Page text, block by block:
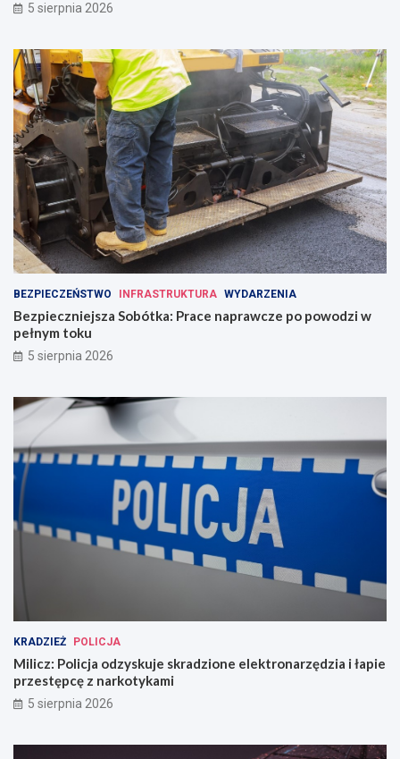
5 sierpnia 2026
BEZPIECZEŃSTWO INFRASTRUKTURA WYDARZENIA
Bezpieczniejsza Sobótka: Prace naprawcze po powodzi w
pełnym toku
5 sierpnia 2026
KRADZIEŻ POLICJA
Milicz: Policja odzyskuje skradzione elektronarzędzia i łapie
przestępcę z narkotykami
5 sierpnia 2026